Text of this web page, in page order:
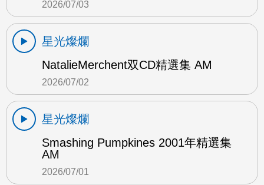
2026/07/03
星光燦爛
NatalieMerchent双CD精選集 AM
2026/07/02
星光燦爛
Smashing Pumpkines 2001年精選集
AM
2026/07/01